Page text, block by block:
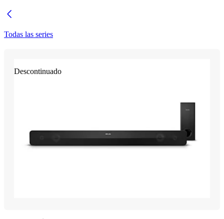
Todas las series
Descontinuado